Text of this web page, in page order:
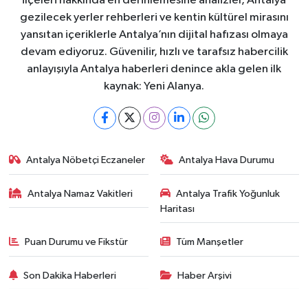
gezilecek yerler rehberleri ve kentin kültürel mirasını
yansıtan içeriklerle Antalya’nın dijital hafızası olmaya
devam ediyoruz. Güvenilir, hızlı ve tarafsız habercilik
anlayışıyla Antalya haberleri denince akla gelen ilk
kaynak: Yeni Alanya.
Antalya Nöbetçi Eczaneler Antalya Hava Durumu
Antalya Namaz Vakitleri
Antalya Trafik Yoğunluk
Haritası
Puan Durumu ve Fikstür Tüm Manşetler
Son Dakika Haberleri Haber Arşivi